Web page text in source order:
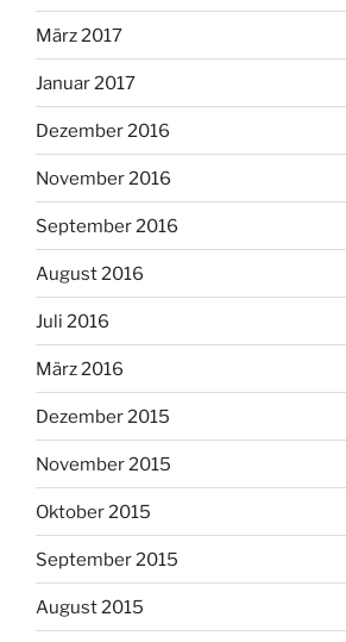
März 2017
Januar 2017
Dezember 2016
November 2016
September 2016
August 2016
Juli 2016
März 2016
Dezember 2015
November 2015
Oktober 2015
September 2015
August 2015